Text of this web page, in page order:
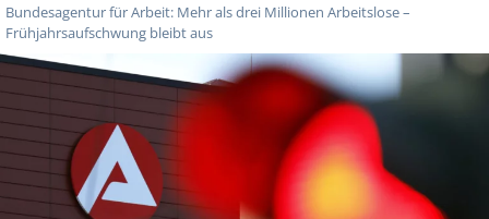
Bundesagentur für Arbeit: Mehr als drei Millionen Arbeitslose –
Frühjahrsaufschwung bleibt aus